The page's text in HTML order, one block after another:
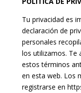
Tu privacidad es
declaración de
personales
los utilizamos. Te
estos términos
en esta web. Los
registrarse en